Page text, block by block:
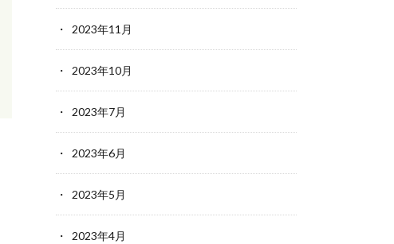
2023年11月
2023年10月
2023年7月
2023年6月
2023年5月
2023年4月